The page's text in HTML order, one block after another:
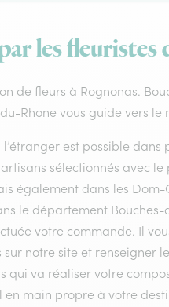
les fleuristes
de fleurs à Rognonas.
Rhone vous guide vers
est possible
sélectionnés avec
également dans les Dom-
le département
votre commande. Il
notre site et renseigner
qui va réaliser votre
main propre à votre